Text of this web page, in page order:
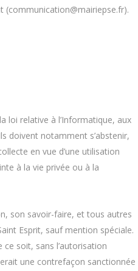
(communication@mairiepse.fr).
loi relative à l’Informatique, aux
doivent notamment s’abstenir,
en vue d’une utilisation
à la vie privée ou à la
son savoir-faire, et tous autres
Esprit, sauf mention spéciale.
soit, sans l’autorisation
une contrefaçon sanctionnée